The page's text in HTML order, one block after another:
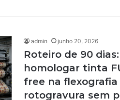
admin junho 20, 2026
Roteiro de 90
homologar tinta
free na flexografia
rotogravura sem